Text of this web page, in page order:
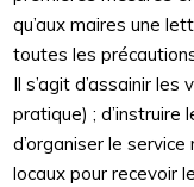
qu’aux maires une
toutes les
Il s’agit d’assainir
pratique) ; d’instruire
d’organiser le
locaux pour recevoir